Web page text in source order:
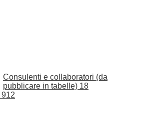
Consulenti e collaboratori (da
pubblicare in tabelle) 18
912